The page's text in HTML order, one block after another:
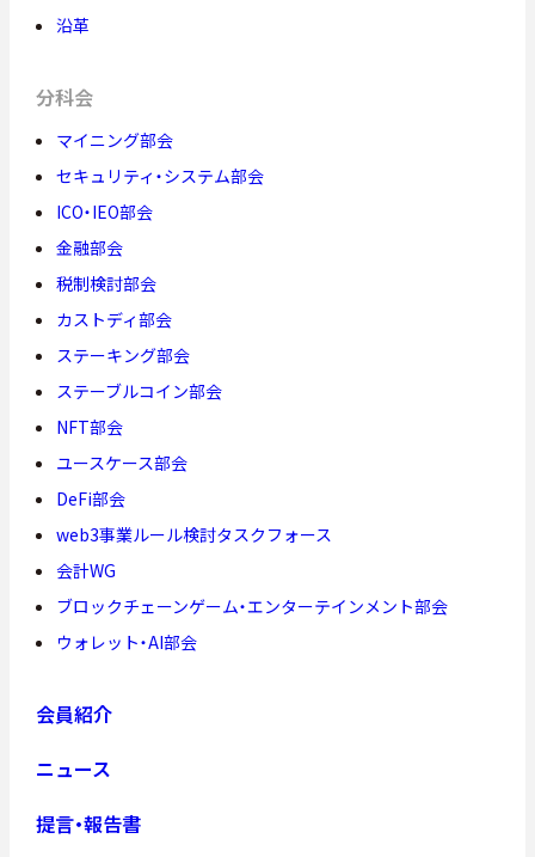
沿革
分科会
マイニング部会
セキュリティ・システム部会
ICO・IEO部会
金融部会
税制検討部会
カストディ部会
ステーキング部会
ステーブルコイン部会
NFT部会
ユースケース部会
DeFi部会
web3事業ルール検討タスクフォース
会計WG
ブロックチェーンゲーム・エンターテインメント部会
ウォレット・AI部会
会員紹介
ニュース
提言・報告書